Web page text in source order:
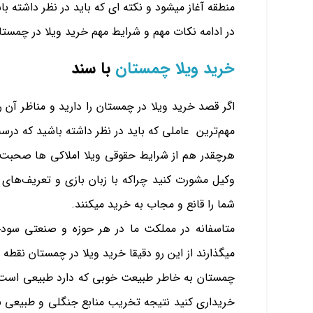
منطقه آغاز میشود و نکته ای که باید در نظر
در ادامه نکات مهم و شرایط مهم خرید ویلا در
خرید ویلا چمستان با سند
اگر قصد خرید ویلا در چمستان را دارید و مناظر
مهم‌ترین عاملی که باید در نظر داشته باشید
هرچقدر هم از شرایط حقوقی ویلا املاکی ها
وکیل مشورت کنید چراکه با زبان بازی و
شما را قانع و مجاب به خرید میکنند.
متاسفانه در مملکت ما در هر حوزه و صنعتی
میگذارند از این رو دقیقا خرید ویلا در چمستان
چمستان به خاطر طبیعت خوبی که دارد طبیعی است
خریداری کنید نتیجه تخریب منابع جنگلی و طبیعی